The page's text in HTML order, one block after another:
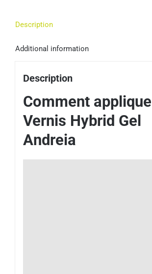
Description
Additional information
Description
Comment
Vernis Hybrid Gel
Andreia